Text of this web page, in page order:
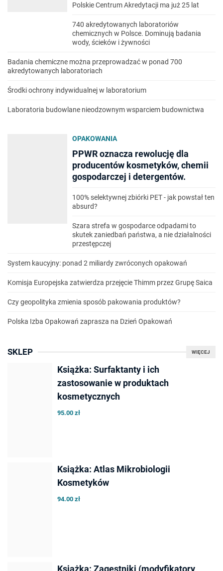
Polskie Centrum Akredytacji ma już 25 lat
740 akredytowanych laboratoriów
chemicznych w Polsce. Dominują badania
wody, ścieków i żywności
Badania chemiczne można przeprowadzać w ponad 700
akredytowanych laboratoriach
Środki ochrony indywidualnej w laboratorium
Laboratoria budowlane nieodzownym wsparciem budownictwa
OPAKOWANIA
PPWR oznacza rewolucję dla
producentów kosmetyków, chemii
gospodarczej i detergentów.
100% selektywnej zbiórki PET - jak powstał ten
absurd?
Szara strefa w gospodarce odpadami to
skutek zaniedbań państwa, a nie działalności
przestępczej
System kaucyjny: ponad 2 miliardy zwróconych opakowań
Komisja Europejska zatwierdza przejęcie Thimm przez Grupę Saica
Czy geopolityka zmienia sposób pakowania produktów?
Polska Izba Opakowań zaprasza na Dzień Opakowań
WIĘCEJ
SKLEP
Książka: Surfaktanty i ich
zastosowanie w produktach
kosmetycznych
95.00 zł
Książka: Atlas Mikrobiologii
Kosmetyków
94.00 zł
Książka: Zagęstniki (modyfikatory